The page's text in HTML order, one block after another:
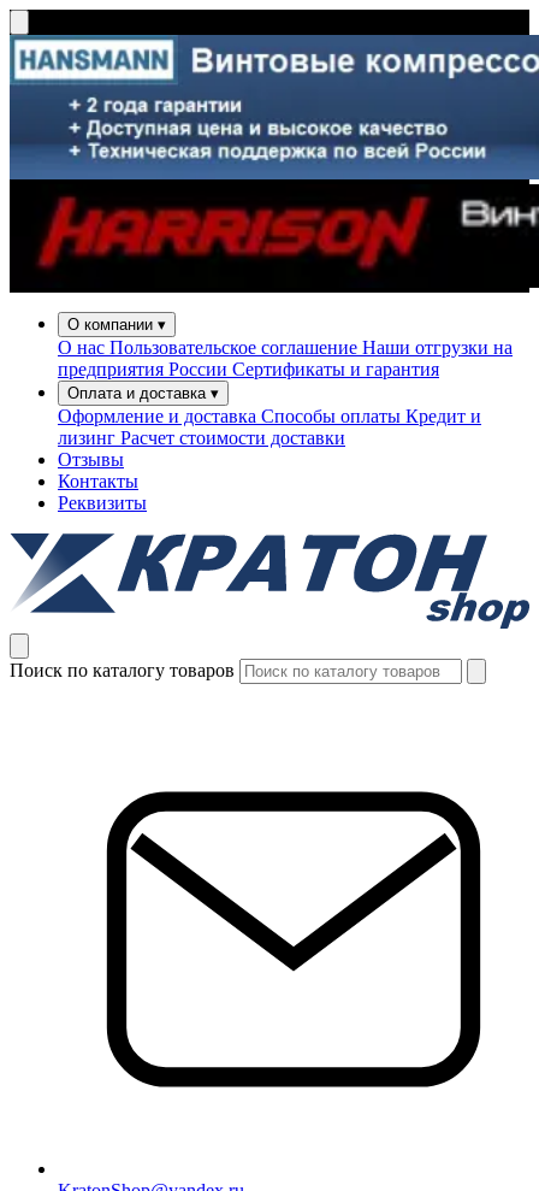
О компании ▾
О нас Пользовательское соглашение Наши отгрузки на
предприятия России Сертификаты и гарантия
Оплата и доставка ▾
Оформление и доставка Способы оплаты Кредит и
лизинг Расчет стоимости доставки
Отзывы
Контакты
Реквизиты
Поиск по каталогу товаров